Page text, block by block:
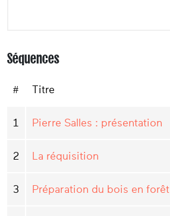
Séquences
# Titre
1 Pierre Salles : présentation
2 La réquisition
3 Préparation du bois en forêt